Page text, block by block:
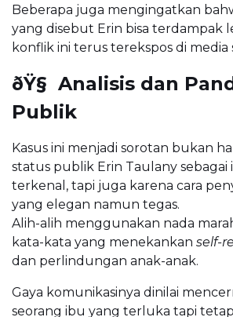
Beberapa juga mengingatkan
yang disebut Erin bisa terdampak
konflik ini terus terekspos di media
ðŸ§ Analisis dan
Publik
Kasus ini menjadi sorotan bukan
status publik Erin Taulany sebagai
terkenal, tapi juga karena cara
yang elegan namun tegas.
Alih-alih menggunakan nada
kata-kata yang menekankan self-
dan perlindungan anak-anak.
Gaya komunikasinya dinilai
seorang ibu yang terluka tapi